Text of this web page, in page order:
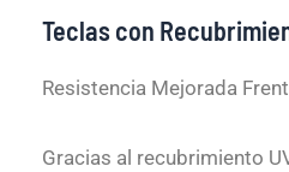
Teclas con
Resistencia Mejorada
Gracias al recubrimiento